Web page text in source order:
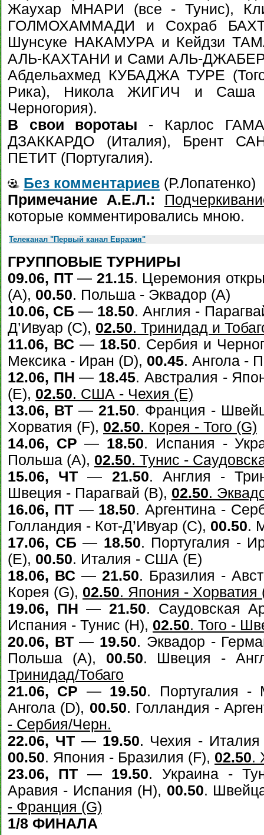
Жаухар МНАРИ (все - Тунис),
ГОЛМОХАММАДИ и Сохраб
Шунсуке НАКАМУРА и Кейдзи
АЛЬ-КАХТАНИ и Сами АЛЬ-ДЖАБЕР
Абдельахмед КУБАДЖА ТУРЕ
Рика), Никола ЖИГИЧ и
Черногория).
В свои воротаы - Карлос
ДЗАККАРДО (Италия), Брент
ПЕТИТ (Португалия).
Без комментариев (Р.Лопатенко)
Примечание А.Е.Л.:
которые комментировались мною.
Телеканал "Первый канал Евразия"
ГРУППОВЫЕ ТУРНИРЫ
09.06, ПТ— 21.15. Церемония
(А), 00.50. Польша - Эквадор (А)
10.06, СБ — 18.50. Англия -
Д’Ивуар (С), 02.50. Тринидад и
11.06, ВС — 18.50. Сербия и
Мексика - Иран (D), 00.45. Ангола -
12.06, ПН — 18.45. Австралия -
(E), 02.50. США - Чехия (E)
13.06, ВТ — 21.50. Франция -
Хорватия (F), 02.50. Корея - Того (G)
14.06, СР — 18.50. Испания -
Польша (A), 02.50. Тунис -
15.06, ЧТ — 21.50. Англия -
Швеция - Парагвай (B), 02.50.
16.06, ПТ— 18.50. Аргентина -
Голландия - Кот-Д’Ивуар (C), 00.50.
17.06, СБ — 18.50. Португалия -
(E), 00.50. Италия - США (E)
18.06, ВС — 21.50. Бразилия -
Корея (G), 02.50. Япония - Хорватия
19.06, ПН —21.50. Саудовская
Испания - Тунис (H), 02.50. Того -
20.06, ВТ— 19.50. Эквадор -
Польша (A), 00.50. Швеция -
Тринидад/Тобаго
21.06, СР — 19.50. Португалия -
Ангола (D), 00.50. Голландия -
- Сербия/Черн.
22.06, ЧТ— 19.50. Чехия -
00.50. Япония - Бразилия (F), 02.50.
23.06, ПТ — 19.50. Украина -
Аравия - Испания (H), 00.50.
- Франция (G)
1/8 ФИНАЛА